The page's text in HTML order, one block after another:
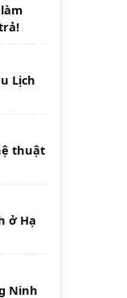
Lịch
thuật
ở Hạ
Ninh